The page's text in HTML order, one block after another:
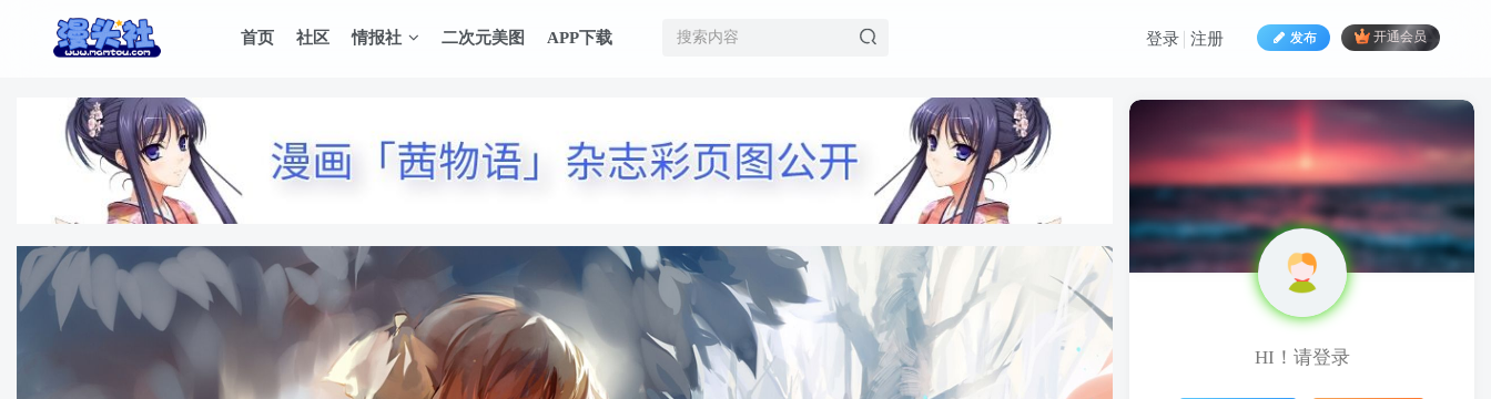
首页 社区 情报社 二次元美图 APP下载 发布 开通会员
登录 注册
HI！请登录
HI！请登录